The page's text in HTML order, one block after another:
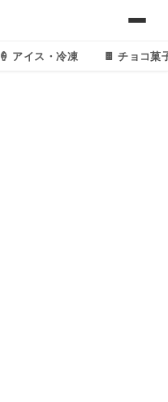
🍦 アイス・冷凍 🍫 チョコ菓